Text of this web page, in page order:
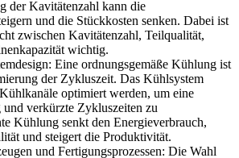
der Kavitätenzahl kann die
und die Stückkosten senken. Dabei ist
zwischen Kavitätenzahl, Teilqualität,
wichtig.
Eine ordnungsgemäße Kühlung ist
der Zykluszeit. Das Kühlsystem
optimiert werden, um eine
verkürzte Zykluszeiten zu
Kühlung senkt den Energieverbrauch,
und steigert die Produktivität.
und Fertigungsprozessen: Die Wahl